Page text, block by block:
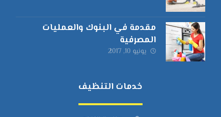
مقدمة في البنوك والعمليات
المصرفية
يونيو 10, 2017
خدمات التنظيف